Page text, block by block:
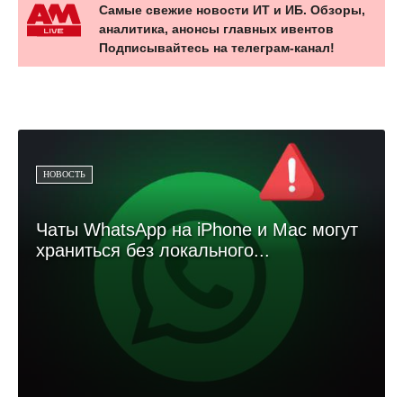
Самые свежие новости ИТ и ИБ. Обзоры,
аналитика, анонсы главных ивентов
Подписывайтесь на телеграм-канал!
НОВОСТЬ
Чаты WhatsApp на iPhone и Mac могут
храниться без локального...